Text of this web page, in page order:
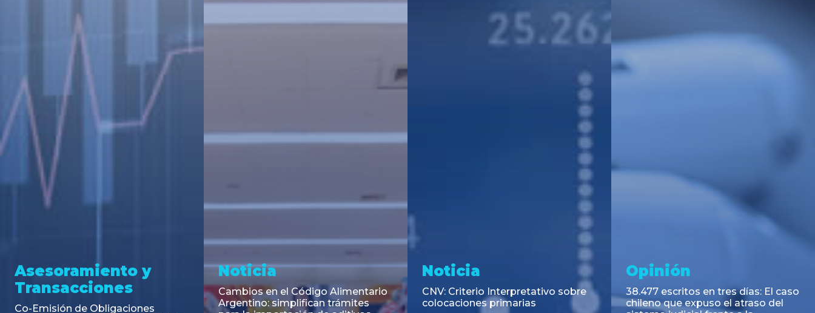
Noticia
Cambios en el Código Alimentario
Argentino: simplifican trámites
Noticia
CNV: Criterio Interpretativo sobre
colocaciones primarias
Opinión
38.477 escritos en tres días: El caso
chileno que expuso el atraso del
Opinión
Evolución legislativa del
aportes y contribuciones